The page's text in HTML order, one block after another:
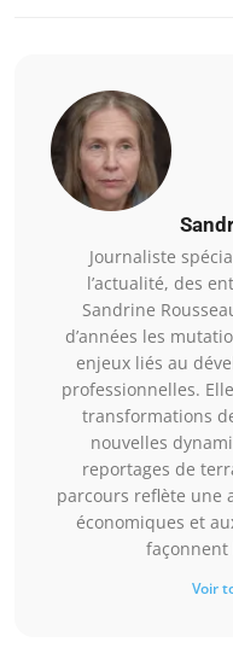
Journaliste
l’actualité, des
Sandrine
d’années les
enjeux liés au
professionnelles.
transformations
nouvelles
reportages de
parcours reflète une
économiques et
Voir